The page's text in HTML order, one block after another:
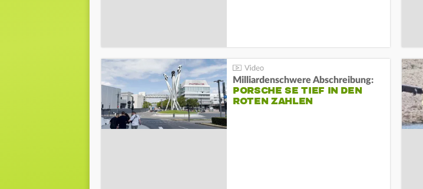
Milliardenschwere Abschreibung:
PORSCHE SE TIEF IN DEN
ROTEN ZAHLEN